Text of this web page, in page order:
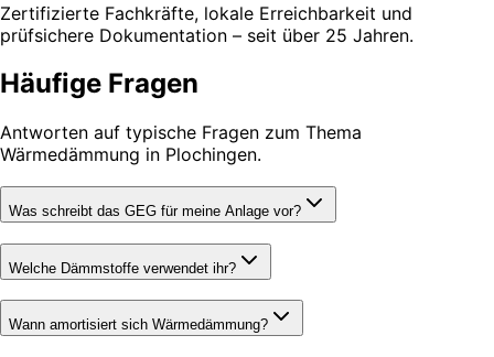
Zertifizierte Fachkräfte, lokale Erreichbarkeit und
prüfsichere Dokumentation – seit über 25 Jahren.
Häufige Fragen
Antworten auf typische Fragen zum Thema
Wärmedämmung in Plochingen.
Was schreibt das GEG für meine Anlage vor?
Welche Dämmstoffe verwendet ihr?
Wann amortisiert sich Wärmedämmung?